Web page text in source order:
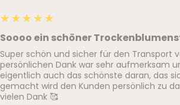
5
★★★★★
Soooo ein schöner
Super schön und sicher für den Transport
persönlichen Dank war sehr aufmerksam
eigentlich auch das schönste daran, das
gemacht wird den Kunden persönlich zu
vielen Dank 🥰